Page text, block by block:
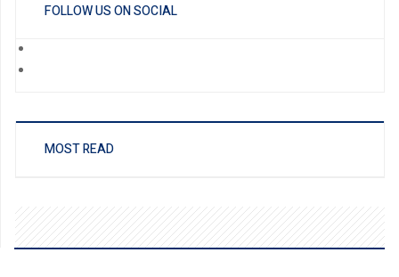
FOLLOW US ON SOCIAL
MOST READ